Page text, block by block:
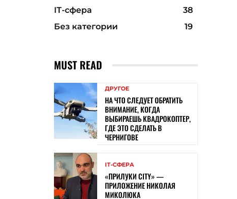
ІТ-сфера
38
Без категории
19
MUST READ
ДРУГОЕ
НА ЧТО СЛЕДУЕТ ОБРАТИТЬ
ВНИМАНИЕ, КОГДА
ВЫБИРАЕШЬ КВАДРОКОПТЕР,
ГДЕ ЭТО СДЕЛАТЬ В
ЧЕРНИГОВЕ
ІТ-СФЕРА
«ПРИЛУКИ CITY» —
ПРИЛОЖЕНИЕ НИКОЛАЯ
МИКОЛЮКА